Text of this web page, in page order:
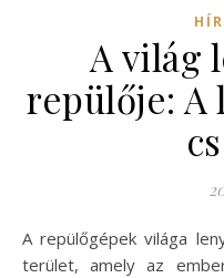
A világ
repülője: A
A repülőgépek világa lenyűgöző és folyamatosan fejlődő
terület, amely az